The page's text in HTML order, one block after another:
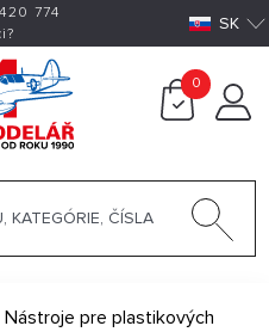
774
SK
0
Nástroje pre plastikových